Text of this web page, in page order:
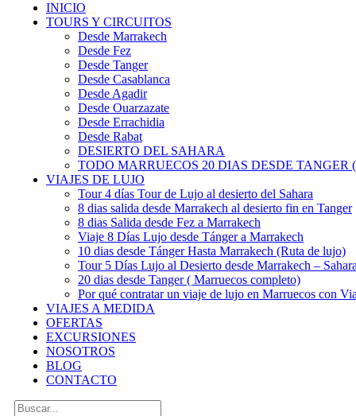
INICIO
TOURS Y CIRCUITOS
Desde Marrakech
Desde Fez
Desde Tanger
Desde Casablanca
Desde Agadir
Desde Ouarzazate
Desde Errachidia
Desde Rabat
DESIERTO DEL SAHARA
TODO MARRUECOS 20 DIAS DESDE TANGER
VIAJES DE LUJO
Tour 4 días Tour de Lujo al desierto del Sahara
8 dias salida desde Marrakech al desierto fin en Tanger
8 dias Salida desde Fez a Marrakech
Viaje 8 Días Lujo desde Tánger a Marrakech
10 dias desde Tánger Hasta Marrakech (Ruta de lujo)
Tour 5 Días Lujo al Desierto desde Marrakech –
20 dias desde Tanger ( Marruecos completo)
Por qué contratar un viaje de lujo en Marruecos con
VIAJES A MEDIDA
OFERTAS
EXCURSIONES
NOSOTROS
BLOG
CONTACTO